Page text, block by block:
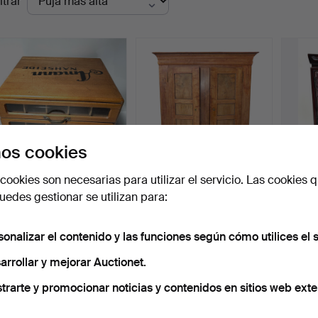
SALA DE COSTURA: A…
puja
DE MADERA DE CEREZO.
9 pujas
2 pujas
Suscribir búsqueda
cookies
son necesarias para utilizar el servicio. Las cookies
gestionar se utilizan para:
el contenido y las funciones según cómo utilices el
y mejorar Auctionet.
y promocionar noticias y contenidos en sitios web